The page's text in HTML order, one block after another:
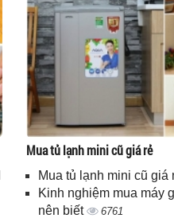
Mua tủ lạnh mini cũ giá rẻ
Mua tủ lạnh mini cũ giá
Kinh nghiệm mua máy
nên biết
6761